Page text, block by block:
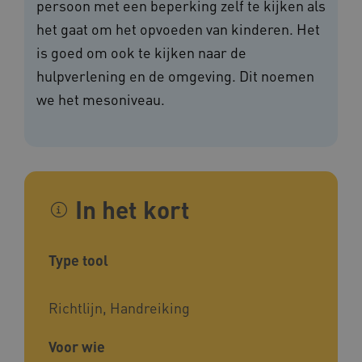
persoon met een beperking zelf te kijken als
het gaat om het opvoeden van kinderen. Het
is goed om ook te kijken naar de
hulpverlening en de omgeving. Dit noemen
we het mesoniveau.
In het kort
Type tool
Richtlijn, Handreiking
Voor wie